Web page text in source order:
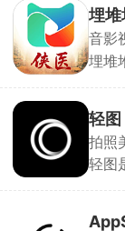
政府
布全
及时
能根
态，
助用
埋堆
音影
埋堆
面。
综艺
节目
集，
定制
轻图
拍照
轻图
求。